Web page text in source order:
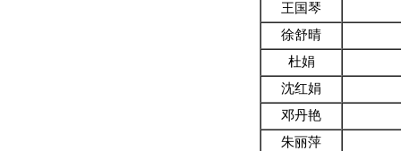
王国琴
徐舒晴
杜娟
沈红娟
邓丹艳
朱丽萍